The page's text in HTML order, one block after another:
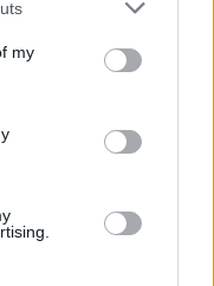
You may click to
third-party tags to
in below Google
my